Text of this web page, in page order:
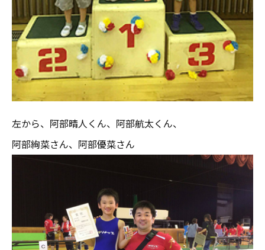
左から、阿部晴人くん、阿部航太くん、
阿部絢菜さん、阿部優菜さん